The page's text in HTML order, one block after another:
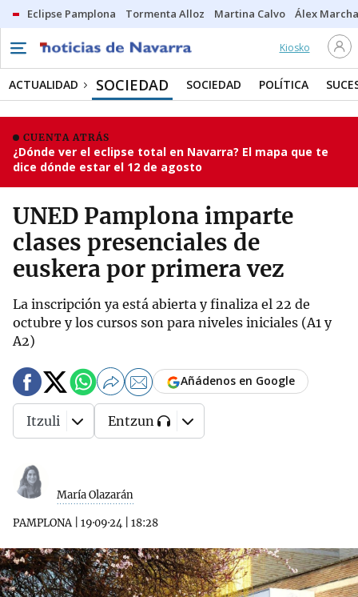
Eclipse Pamplona Tormenta Alloz Martina Calvo Álex
Kiosko
ACTUALIDAD SOCIEDAD SOCIEDAD POLÍTICA
CUENTA ATRÁS
¿Dónde ver el eclipse total en Navarra? El mapa que te
dice dónde estar el 12 de agosto
UNED Pamplona imparte
clases presenciales de
euskera por primera vez
La inscripción ya está abierta y finaliza el 22 de
octubre y los cursos son para niveles iniciales (A1 y
A2)
María Olazarán
PAMPLONA| 19·09·24 18:28
Añádenos en Google
Itzuli Entzun